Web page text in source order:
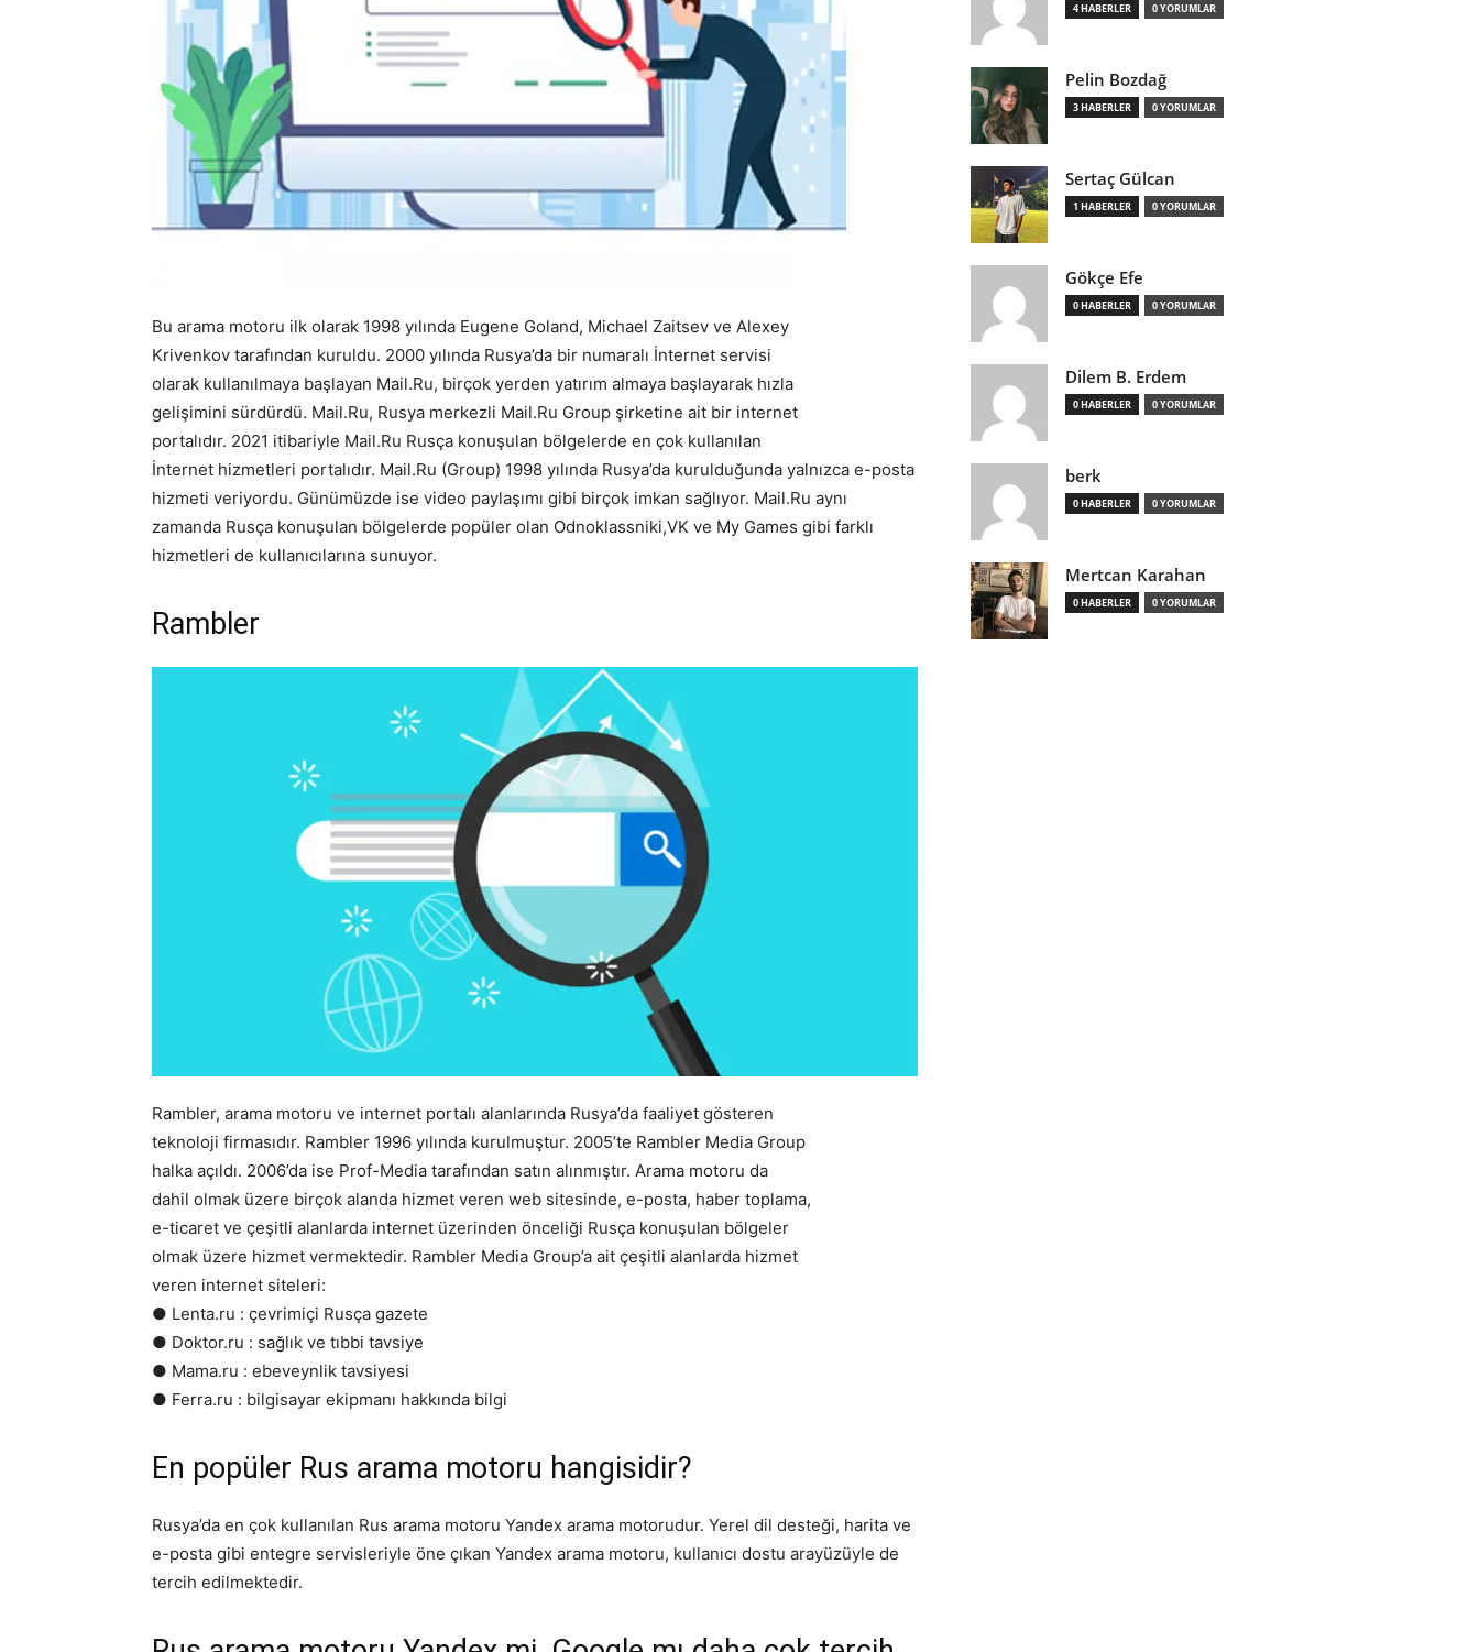
Bu arama motoru ilk olarak 1998 yılında Eugene Goland, Michael Zaitsev ve Alexey
Krivenkov tarafından kuruldu. 2000 yılında Rusya’da bir numaralı İnternet servisi
olarak kullanılmaya başlayan Mail.Ru, birçok yerden yatırım almaya başlayarak hızla
gelişimini sürdürdü. Mail.Ru, Rusya merkezli Mail.Ru Group şirketine ait bir internet
portalıdır. 2021 itibariyle Mail.Ru Rusça konuşulan bölgelerde en çok kullanılan
İnternet hizmetleri portalıdır. Mail.Ru (Group) 1998 yılında Rusya’da kurulduğunda yalnızca e-posta
hizmeti veriyordu. Günümüzde ise video paylaşımı gibi birçok imkan sağlıyor. Mail.Ru aynı
zamanda Rusça konuşulan bölgelerde popüler olan Odnoklassniki,VK ve My Games gibi farklı
hizmetleri de kullanıcılarına sunuyor.
Rambler
Rambler, arama motoru ve internet portalı alanlarında Rusya’da faaliyet gösteren
teknoloji firmasıdır. Rambler 1996 yılında kurulmuştur. 2005’te Rambler Media Group
halka açıldı. 2006’da ise Prof-Media tarafından satın alınmıştır. Arama motoru da
dahil olmak üzere birçok alanda hizmet veren web sitesinde, e-posta, haber toplama,
e-ticaret ve çeşitli alanlarda internet üzerinden önceliği Rusça konuşulan bölgeler
olmak üzere hizmet vermektedir. Rambler Media Group’a ait çeşitli alanlarda hizmet
veren internet siteleri:
● Lenta.ru : çevrimiçi Rusça gazete
● Doktor.ru : sağlık ve tıbbi tavsiye
● Mama.ru : ebeveynlik tavsiyesi
● Ferra.ru : bilgisayar ekipmanı hakkında bilgi
En popüler Rus arama motoru hangisidir?
Rusya’da en çok kullanılan Rus arama motoru Yandex arama motorudur. Yerel dil desteği, harita ve
e-posta gibi entegre servisleriyle öne çıkan Yandex arama motoru, kullanıcı dostu arayüzüyle de
tercih edilmektedir.
4 HABERLER 0 YORUMLAR
Pelin Bozdağ
3 HABERLER 0 YORUMLAR
Sertaç Gülcan
1 HABERLER 0 YORUMLAR
Gökçe Efe
0 HABERLER 0 YORUMLAR
Dilem B. Erdem
0 HABERLER 0 YORUMLAR
berk
0 HABERLER 0 YORUMLAR
Mertcan Karahan
0 HABERLER 0 YORUMLAR